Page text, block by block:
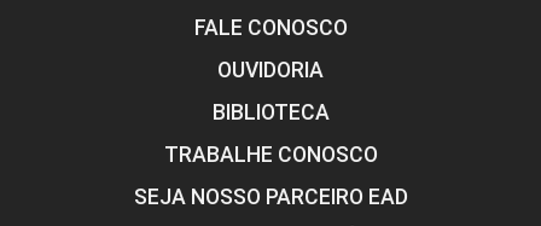
FALE CONOSCO
OUVIDORIA
BIBLIOTECA
TRABALHE CONOSCO
SEJA NOSSO PARCEIRO EAD